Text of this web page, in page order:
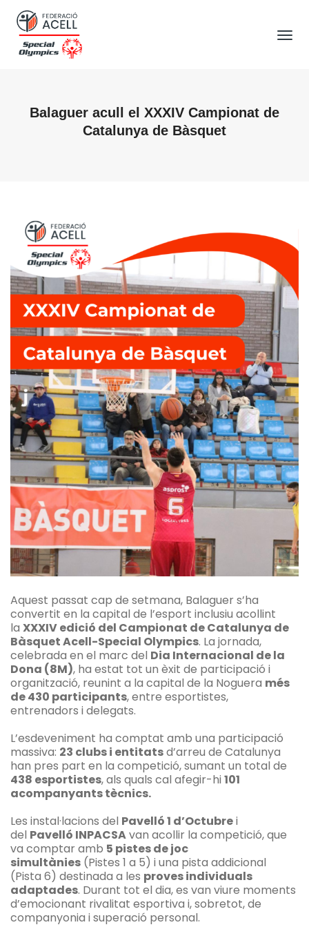
Balaguer acull el XXXIV Campionat de
Catalunya de Bàsquet
Aquest passat cap de setmana, Balaguer s’ha
convertit en la capital de l’esport inclusiu acollint
la XXXIV edició del Campionat de Catalunya de
Bàsquet Acell-Special Olympics. La jornada,
celebrada en el marc del Dia Internacional de la
Dona (8M), ha estat tot un èxit de participació i
organització, reunint a la capital de la Noguera més
de 430 participants, entre esportistes,
entrenadors i delegats.
L’esdeveniment ha comptat amb una participació
massiva: 23 clubs i entitatsd’arreu de Catalunya
han pres part en la competició, sumant un total de
438 esportistes, als quals cal afegir-hi 101
acompanyants tècnics.
Les instal·lacions del Pavelló 1 d’Octubrei
del Pavelló INPACSAvan acollir la competició, que
va comptar amb 5 pistes de joc
simultànies (Pistes 1 a 5) i una pista addicional
(Pista 6) destinada a les proves individuals
adaptades. Durant tot el dia, es van viure moments
d’emocionant rivalitat esportiva i, sobretot, de
companyonia i superació personal.